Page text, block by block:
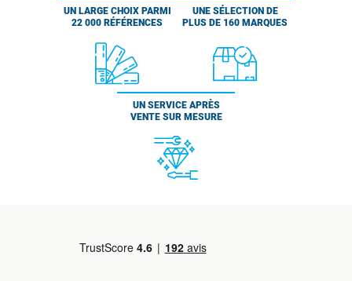
UN LARGE CHOIX PARMI
22 000 RÉFÉRENCES
UNE SÉLECTION DE
PLUS DE 160 MARQUES
UN SERVICE APRÈS
VENTE SUR MESURE